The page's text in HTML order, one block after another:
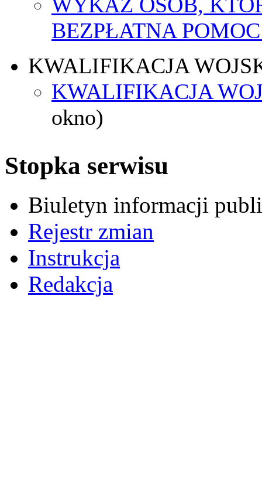
BEZPŁATNA
KWALIFIKACJA
KWALIFIKACJA
okno)
Stopka serwisu
Biuletyn informacji
Rejestr zmian
Instrukcja
Redakcja